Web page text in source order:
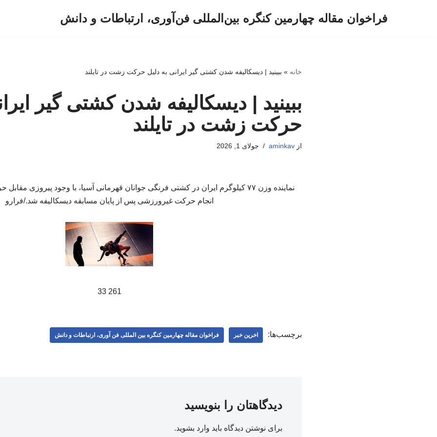
فراخوان مقاله چهارمین کنگره بین‌المللی فن‌آوری، ارتباطات و دانش
خانه » ببینید | دیسکالیفه شدن کشتی گیر ایرانی به دلیل حرکت زشت در تایلند
ببینید | دیسکالیفه شدن کشتی گیر
حرکت زشت در تایلند
ازaminkav جولای 1, 2026
نماینده وزن ۷۷ کیلوگرم ایران در کشتی فرنگی جوانان قهرمانی آسیا، با وجود پیروزی
انجام حرکت غیرورزشی پس از پایان مسابقه دیسکالیفه شد./فرارو
261 33
برچسب‌ها: اخرین خبر فراخوان مقاله چهارمین کنگره بین المللی فن آوری، ارتباطات و دانش
دیدگاهتان را بنویسید
برای نوشتن دیدگاه باید وارد بشوید.